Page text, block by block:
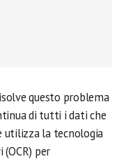
questo problema
di tutti i dati che
utilizza la tecnologia
per